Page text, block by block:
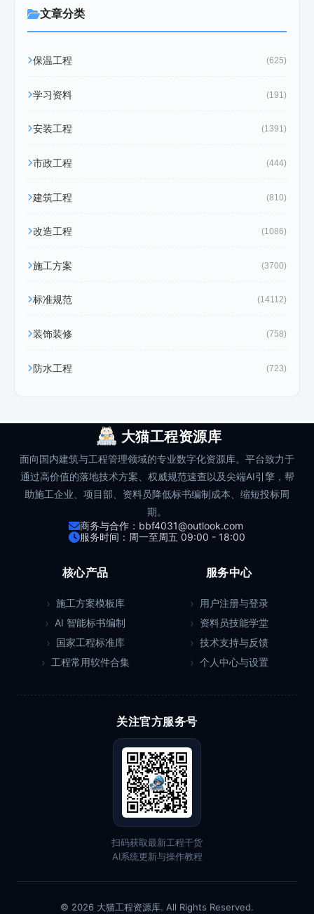
文章分类
保温工程 (625)
学习资料 (191)
安装工程 (1391)
市政工程 (444)
建筑工程 (810)
改造工程 (1086)
施工方案 (3700)
标准规范 (14112)
装饰装修 (758)
防水工程 (723)
大猫工程资源库
面向国内建筑与工程管理领域的专业数字化资源库。平台致力于
通过高价值的落地技术方案、权威规范速查以及尖端AI引擎，帮
助施工企业、项目部、资料员降低标书编制成本、缩短投标周
期。
商务与合作：bbf4031@outlook.com
服务时间：周一至周五 09:00 - 18:00
核心产品
施工方案模板库
AI 智能标书编制
国家工程标准库
工程常用软件合集
服务中心
用户注册与登录
资料员技能学堂
技术支持与反馈
个人中心与设置
关注官方服务号
扫码获取最新工程干货
AI系统更新与操作教程
© 2026 大猫工程资源库. All Rights Reserved.